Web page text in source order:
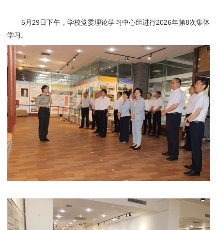
5月29日下午，学校党委理论学习中心组进行2026年第8次集体
学习。